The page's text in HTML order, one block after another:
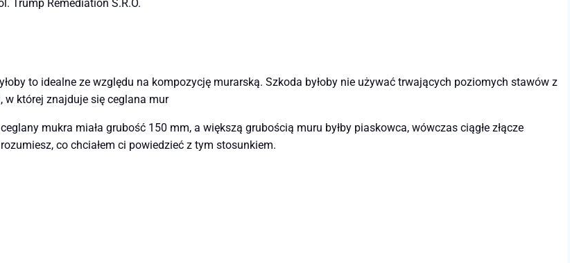
Trump Remediation S.R.O.
to idealne ze względu na kompozycję murarską. Szkoda byłoby nie używać trwających poziomych stawów z
w której znajduje się ceglana mur
mukra miała grubość 150 mm, a większą grubością muru byłby piaskowca, wówczas ciągłe złącze
co chciałem ci powiedzieć z tym stosunkiem.